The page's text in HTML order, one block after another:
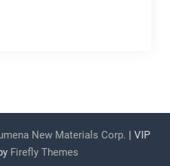
New Materials Corp. | VIP
Firefly Themes